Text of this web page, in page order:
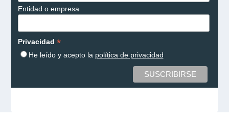
Entidad o empresa
Privacidad *
He leído y acepto la política de privacidad